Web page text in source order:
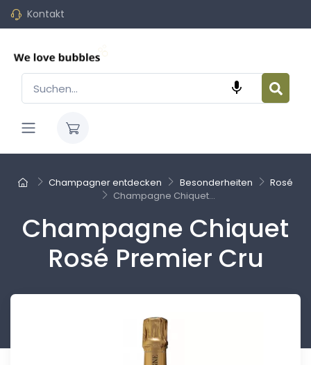
Kontakt

Champagner entdecken Besonderheiten
Rosé
Champagne Chiquet...
Champagne Chiquet
Rosé Premier Cru